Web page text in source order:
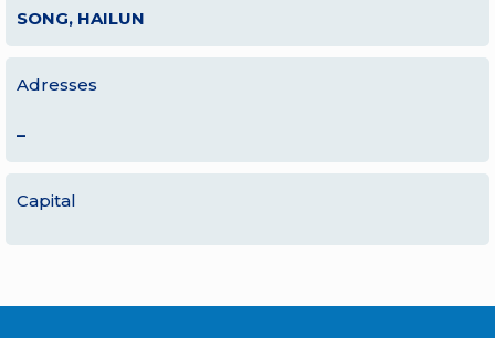
SONG, HAILUN
Adresses
–
Capital